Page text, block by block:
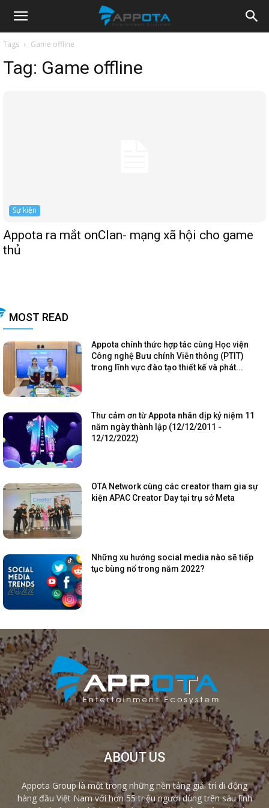
Appota
News
Tags Game offline
Tag: Game offline
Sự kiện
Appota ra mắt onClan- mạng xã hội cho game
thủ
MOST READ
Appota chính thức hợp tác cùng Học viện
Công nghệ Bưu chính Viễn thông (PTIT)
trong lĩnh vực đào tạo thiết kế và phát...
Thư cảm ơn từ Appota nhân dịp kỷ niệm 11
năm ngày thành lập (12/12/2011 -
12/12/2022)
OTA Network cùng các creator tham gia sự
kiện APAC Creator Day tại trụ sở Meta
Những xu hướng social media nào sẽ tiếp
tục bùng nổ trong năm 2022?
ABOUT US
Appota Group là một trong những nền tảng giải trí di động
hàng đầu Việt Nam với hơn 55 triệu người dùng trên sáu lĩnh